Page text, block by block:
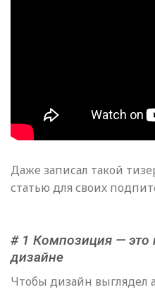
Даже записал такой
статью для своих
# 1 Композиция — это
дизайне
Чтобы дизайн выглядел